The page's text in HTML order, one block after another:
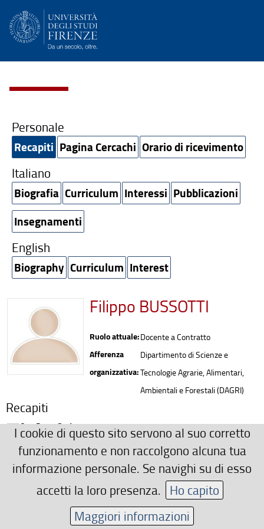
Personale
Recapiti Pagina Cercachi Orario di ricevimento
Italiano
Biografia Curriculum Interessi Pubblicazioni
Insegnamenti
English
Biography Curriculum Interest
Filippo BUSSOTTI
Ruolo attuale:Docente a Contratto
Afferenza
organizzativa:
Dipartimento di Scienze e
Tecnologie Agrarie, Alimentari,
Ambientali e Forestali (DAGRI)
Recapiti
0552755851
filippo.bussotti(AT)unifi.it
Area riservata
I cookie di questo sito servono al suo corretto
funzionamento e non raccolgono alcuna tua
informazione personale. Se navighi su di esso
accetti la loro presenza. Ho capito
Maggiori informazioni